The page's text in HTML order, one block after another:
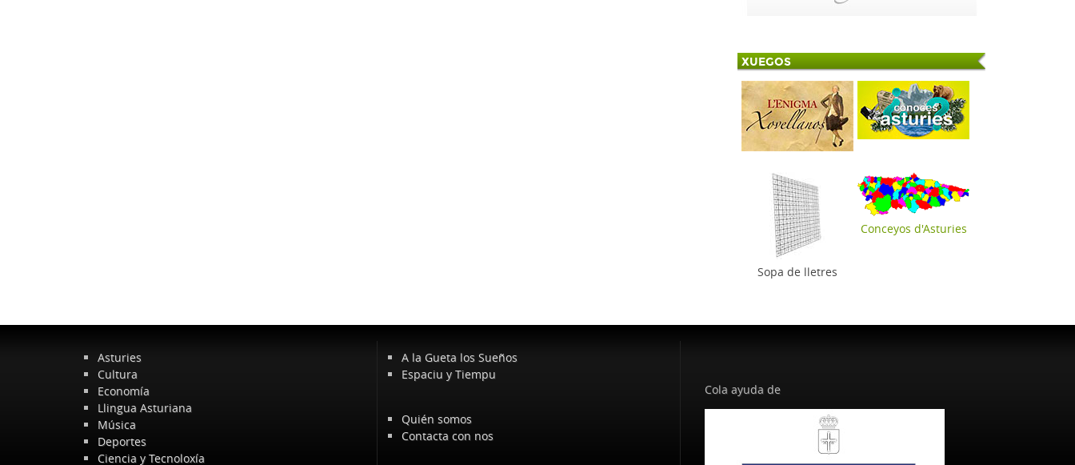
XUEGOS
Sopa de lletres
Conceyos d'Asturies
Asturies
Cultura
Economía
Llingua Asturiana
Música
Deportes
Ciencia y Tecnoloxía
A la Gueta los Sueños
Espaciu y Tiempu
Quién somos
Contacta con nos
Cola ayuda de